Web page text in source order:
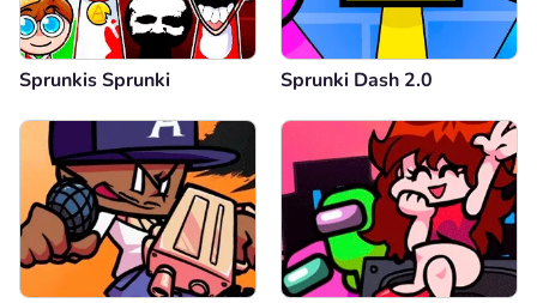
Sprunkis Sprunki Sprunki Dash 2.0